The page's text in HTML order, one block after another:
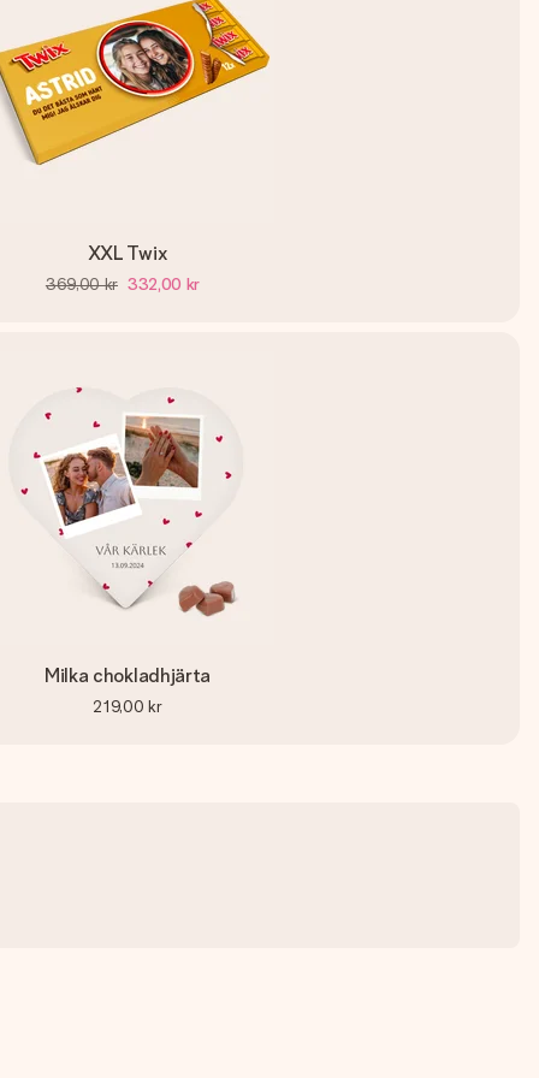
XXL Twix
369,00 kr 332,00 kr
Milka chokladhjärta
219,00 kr